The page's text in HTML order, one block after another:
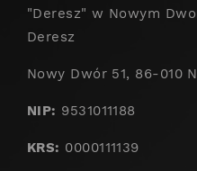
"Deresz" w Nowym
Deresz
Nowy Dwór 51, 86-010
NIP: 9531011188
KRS: 0000111139